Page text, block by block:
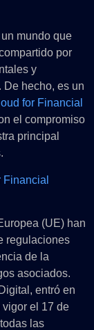
mundo que
por
y
De hecho, es un
for Financial
el compromiso
principal
(UE) han
regulaciones
de la
asociados.
entró en
el 17 de
las